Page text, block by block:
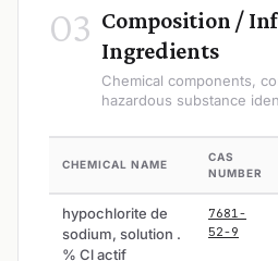
03 Composition /
Ingredients
Chemical components,
hazardous substance
CHEMICAL NAME
CAS
NUMBER
hypochlorite de
sodium, solution .
% Cl actif
7681-
52-9